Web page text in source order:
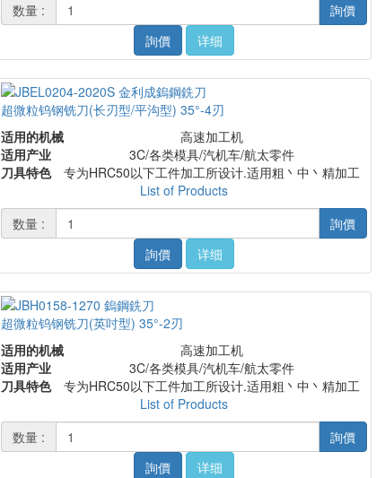
数量 :
詢價
詢價
详细
超微粒钨钢铣刀(长刃型/平沟型) 35°-4刃
适用的机械
高速加工机
适用产业
3C/各类模具/汽机车/航太零件
刀具特色
专为HRC50以下工件加工所设计.适用粗丶中丶精加工
List of Products
数量 :
詢價
詢價
详细
超微粒钨钢铣刀(英吋型) 35°-2刃
适用的机械
高速加工机
适用产业
3C/各类模具/汽机车/航太零件
刀具特色
专为HRC50以下工件加工所设计.适用粗丶中丶精加工
List of Products
数量 :
詢價
詢價
详细